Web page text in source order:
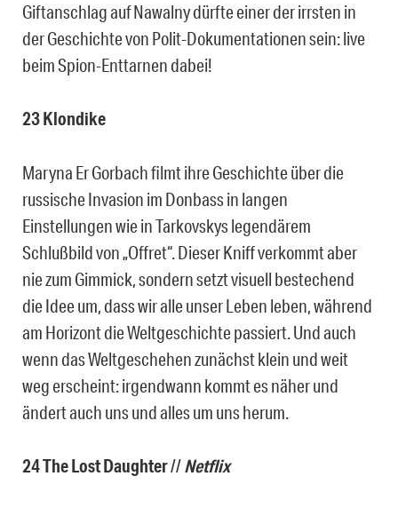
Giftanschlag auf Nawalny dürfte einer der irrsten in
der Geschichte von Polit-Dokumentationen sein: live
beim Spion-Enttarnen dabei!
23 Klondike
Maryna Er Gorbach filmt ihre Geschichte über die
russische Invasion im Donbass in langen
Einstellungen wie in Tarkovskys legendärem
Schlußbild von „Offret“. Dieser Kniff verkommt aber
nie zum Gimmick, sondern setzt visuell bestechend
die Idee um, dass wir alle unser Leben leben, während
am Horizont die Weltgeschichte passiert. Und auch
wenn das Weltgeschehen zunächst klein und weit
weg erscheint: irgendwann kommt es näher und
ändert auch uns und alles um uns herum.
24 The Lost Daughter//Netflix